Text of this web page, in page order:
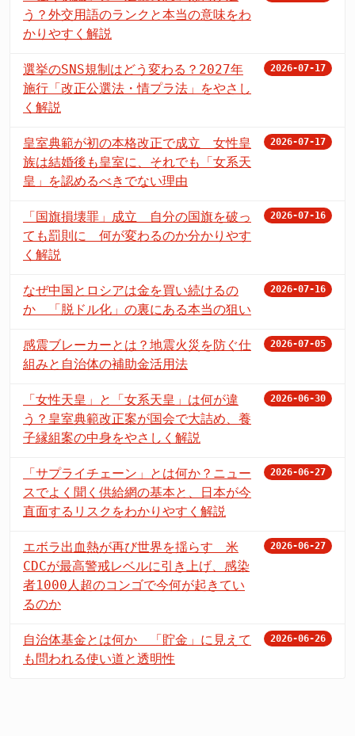
う？外交用語のランクと本当の意味をわ
かりやすく解説
選挙のSNS規制はどう変わる？2027年
施行「改正公選法・情プラ法」をやさし
く解説
2026-07-17
皇室典範が初の本格改正で成立 女性皇
族は結婚後も皇室に、それでも「女系天
皇」を認めるべきでない理由
2026-07-17
「国旗損壊罪」成立 自分の国旗を破っ
ても罰則に 何が変わるのか分かりやす
く解説
2026-07-16
なぜ中国とロシアは金を買い続けるの
か 「脱ドル化」の裏にある本当の狙い
2026-07-16
感震ブレーカーとは？地震火災を防ぐ仕
組みと自治体の補助金活用法
2026-07-05
「女性天皇」と「女系天皇」は何が違
う？皇室典範改正案が国会で大詰め、養
子縁組案の中身をやさしく解説
2026-06-30
「サプライチェーン」とは何か？ニュー
スでよく聞く供給網の基本と、日本が今
直面するリスクをわかりやすく解説
2026-06-27
エボラ出血熱が再び世界を揺らす 米
CDCが最高警戒レベルに引き上げ、感染
者1000人超のコンゴで今何が起きてい
るのか
2026-06-27
自治体基金とは何か 「貯金」に見えて
も問われる使い道と透明性
2026-06-26